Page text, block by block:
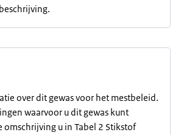
over dit gewas voor het mestbeleid.
waarvoor u dit gewas kunt
omschrijving u in Tabel 2 Stikstof